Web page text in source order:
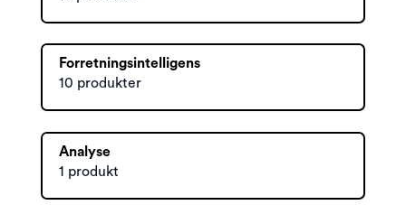
Forretningsintelligens
10 produkter
Analyse
1 produkt